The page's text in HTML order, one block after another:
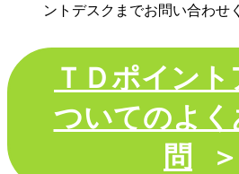
ントデスクまでお問い合わせ
ＴＤポイン
ついてのよ
問
＞